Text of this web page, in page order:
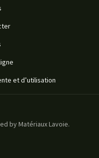
et d’utilisation
by Matériaux Lavoie.